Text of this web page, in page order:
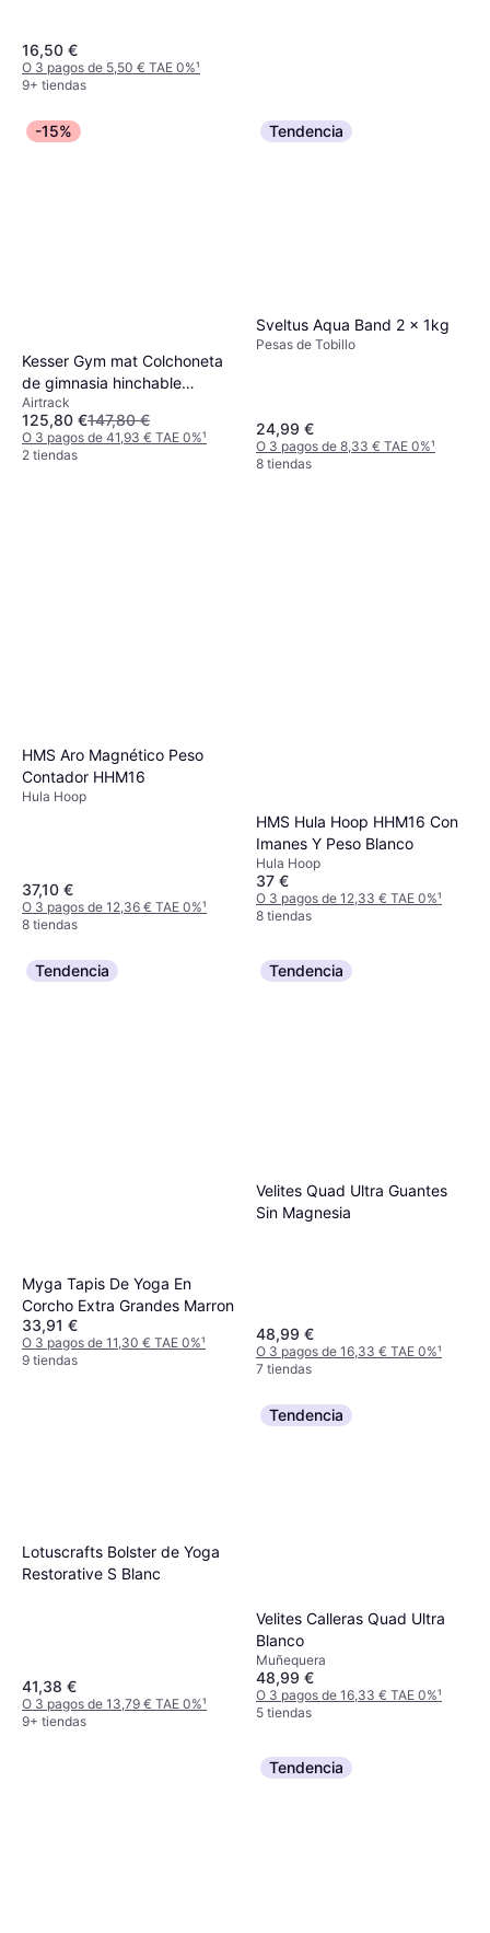
16,50 €
O 3 pagos de 5,50 € TAE 0%¹
9+ tiendas
adidas Muñequera Tennis WB
-15%
Kesser Gym mat Colchoneta
de gimnasia hinchable
Airtrack Colchoneta de
gimnasia 3/4/5/6m incl. bolsa
de transporte y bomba de
Airtrack
125,80 €147,80 €
O 3 pagos de 41,93 € TAE 0%¹
2 tiendas
Tendencia
Sveltus Aqua Band 2 x 1kg
Pesas de Tobillo
24,99 €
O 3 pagos de 8,33 € TAE 0%¹
8 tiendas
HMS Aro Magnético Peso
Contador HHM16
Hula Hoop
37,10 €
O 3 pagos de 12,36 € TAE 0%¹
8 tiendas
HMS Hula Hoop HHM16 Con
Imanes Y Peso Blanco
Hula Hoop
37 €
O 3 pagos de 12,33 € TAE 0%¹
8 tiendas
Tendencia
Myga Tapis De Yoga En
Corcho Extra Grandes Marron
33,91 €
O 3 pagos de 11,30 € TAE 0%¹
9 tiendas
Tendencia
Velites Quad Ultra Guantes
Sin Magnesia
48,99 €
O 3 pagos de 16,33 € TAE 0%¹
7 tiendas
Lotuscrafts Bolster de Yoga
Restorative S Blanc
41,38 €
O 3 pagos de 13,79 € TAE 0%¹
9+ tiendas
Tendencia
Velites Calleras Quad Ultra
Blanco
Muñequera
48,99 €
O 3 pagos de 16,33 € TAE 0%¹
5 tiendas
Tendencia